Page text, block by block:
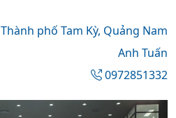
Thành phố Tam Kỳ, Quảng Nam
Anh Tuấn
0972851332